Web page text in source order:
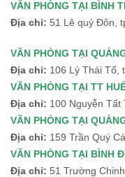
VĂN PHÒNG TẠI BÌNH
Địa chỉ: 51 Lê quý Đôn,
VĂN PHÒNG TẠI
Địa chỉ: 106 Lý Thái Tổ,
VĂN PHÒNG TẠI TT
Địa chỉ: 100 Nguyễn Tất
VĂN PHÒNG TẠI
Địa chỉ: 159 Trần Quý
VĂN PHÒNG TẠI BÌNH
Địa chỉ: 51 Trường